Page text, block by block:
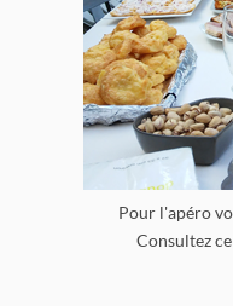
Pour l'apéro
Consultez